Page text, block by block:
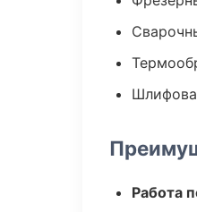
Работа